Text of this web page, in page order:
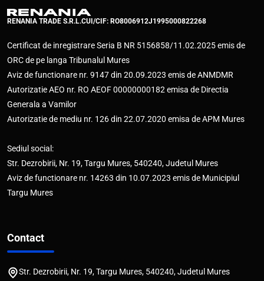
RENANIA TRADE S.R.L.CUI/CIF: RO8006912J1995000822268
Certificat de inregistrare Seria B NR 5156858/11.02.2025 emis de
ORC de pe langa Tribunalul Mures
Aviz de functionare nr. 9147 din 20.09.2023 emis de ANMDMR
Autorizatie AEO nr. RO AEOF 00000000182 emisa de Directia
Generala a Vamilor
Autorizatie de mediu nr. 126 din 22.07.2020 emisa de APM Mures
Sediul social:
Str. Dezrobirii, Nr. 19, Targu Mures, 540240, Judetul Mures
Aviz de functionare nr. 14263 din 10.07.2023 emis de Municipiul
Targu Mures
Contact
Str. Dezrobirii, Nr. 19, Targu Mures, 540240, Judetul Mures